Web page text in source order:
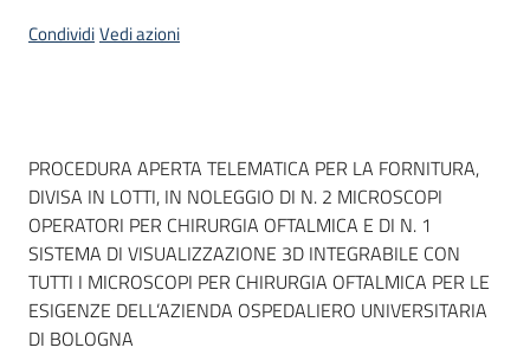
CondividiVedi azioni
Dati del bando
PROCEDURA APERTA TELEMATICA PER LA FORNITURA,
DIVISA IN LOTTI, IN NOLEGGIO DI N. 2 MICROSCOPI
OPERATORI PER CHIRURGIA OFTALMICA E DI N. 1
SISTEMA DI VISUALIZZAZIONE 3D INTEGRABILE CON
TUTTI I MICROSCOPI PER CHIRURGIA OFTALMICA PER LE
ESIGENZE DELL’AZIENDA OSPEDALIERO UNIVERSITARIA
DI BOLOGNA